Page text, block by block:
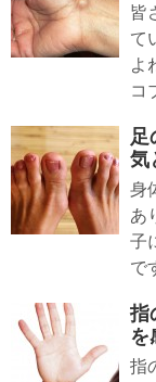
皆
て
よ
コ
足
気
身
あ
子
で
指
を
指